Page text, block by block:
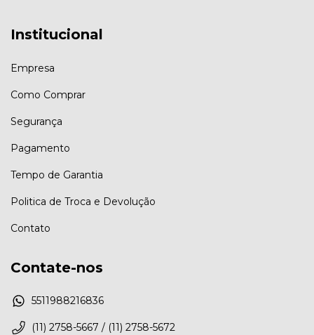
Institucional
Empresa
Como Comprar
Segurança
Pagamento
Tempo de Garantia
Politica de Troca e Devolução
Contato
Contate-nos
5511988216836
(11) 2758-5667 / (11) 2758-5672